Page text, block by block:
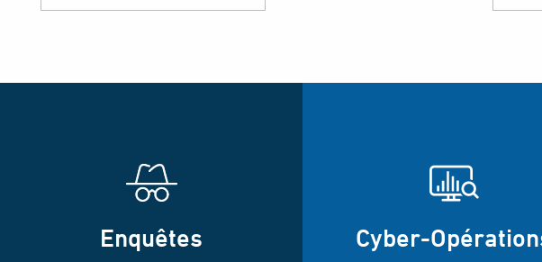
Enquêtes Cyber-